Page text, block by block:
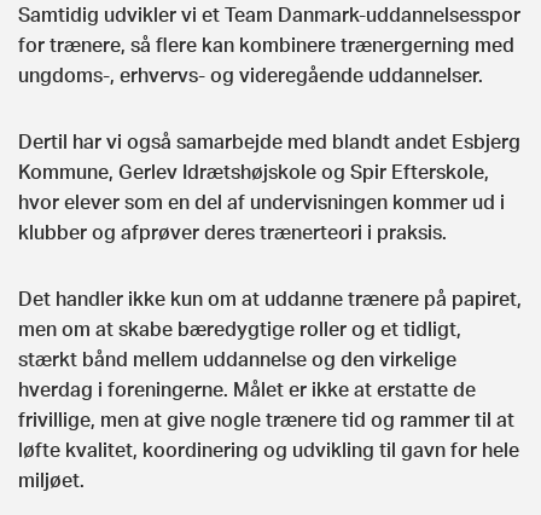
Samtidig udvikler vi et Team Danmark‑uddannelsesspor
for trænere, så flere kan kombinere trænergerning med
ungdoms-, erhvervs- og videregående uddannelser.
Dertil har vi også samarbejde med blandt andet Esbjerg
Kommune, Gerlev Idrætshøjskole og Spir Efterskole,
hvor elever som en del af undervisningen kommer ud i
klubber og afprøver deres trænerteori i praksis.
Det handler ikke kun om at uddanne trænere på papiret,
men om at skabe bæredygtige roller og et tidligt,
stærkt bånd mellem uddannelse og den virkelige
hverdag i foreningerne. Målet er ikke at erstatte de
frivillige, men at give nogle trænere tid og rammer til at
løfte kvalitet, koordinering og udvikling til gavn for hele
miljøet.